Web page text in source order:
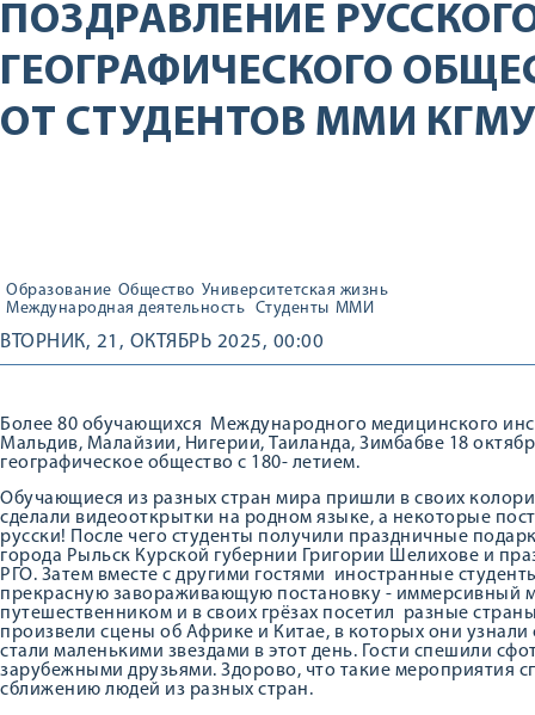
ПОЗДРАВЛЕНИЕ
ГЕОГРАФИЧЕСКОГО
ОТ СТУДЕНТОВ ММИ КГМУ
Образование Общество Университетская жизнь
Международная деятельность Студенты ММИ
ВТОРНИК, 21, ОКТЯБРЬ 2025, 00:00
Более 80 обучающихся Международного медицинского
Мальдив, Малайзии, Нигерии, Таиланда, Зимбабве 18
географическое общество с 180- летием.
Обучающиеся из разных стран мира пришли в своих
сделали видеооткрытки на родном языке, а некоторые
русски! После чего студенты получили праздничные
города Рыльск Курской губернии Григории Шелихове и
РГО. Затем вместе с другими гостями иностранные
прекрасную завораживающую постановку - иммерсивный
путешественником и в своих грёзах посетил разные
произвели сцены об Африке и Китае, в которых они
стали маленькими звездами в этот день. Гости спешили
зарубежными друзьями. Здорово, что такие мероприятия
сближению людей из разных стран.